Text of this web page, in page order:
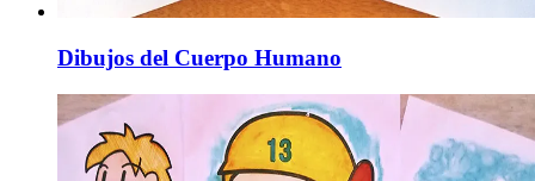
Dibujos del Cuerpo Humano